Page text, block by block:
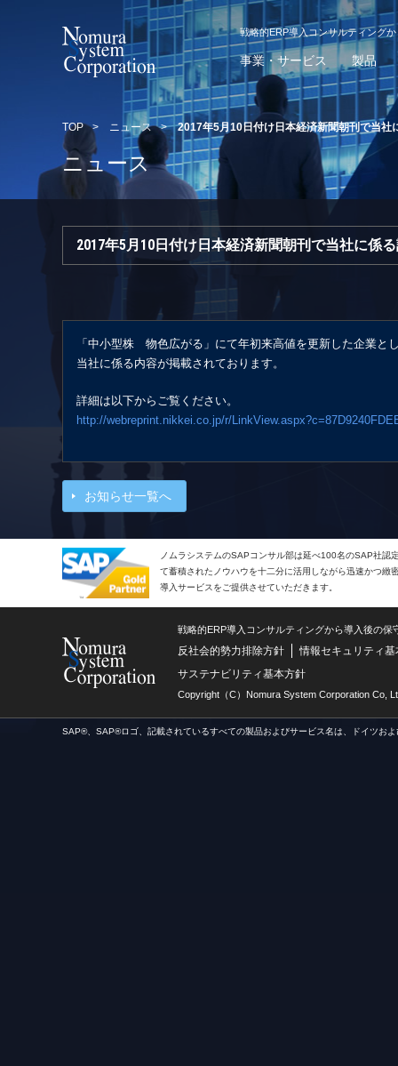
戦略的ERP導入コンサルティング
事業・サービス 製品
TOP > ニュース >2017年5月10日付け日本経済新聞朝刊で当社
ニュース
2017年5月10日付け日本経済新聞朝刊で当社に係
「中小型株 物色広がる」にて年初来高値を更新した企業と
当社に係る内容が掲載されております。
詳細は以下からご覧ください。
http://webreprint.nikkei.co.jp/r/
お知らせ一覧へ
ノムラシステムのSAPコンサル部は延べ100名のSAP社認
て蓄積されたノウハウを十二分に活用しながら迅速かつ緻
導入サービスをご提供させていただきます。
戦略的ERP導入コンサルティングから導入後の
反社会的勢力排除方針
情報セキュリティ基
サステナビリティ基本方針
Copyright（C）Nomura System Corporation Co,
SAP®、SAP®ロゴ、記載されているすべての製品およびサービス名は、ドイツお